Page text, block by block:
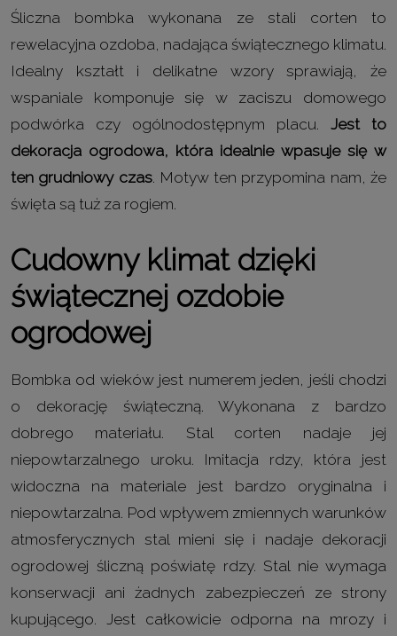
Śliczna bombka wykonana ze stali corten to
rewelacyjna ozdoba, nadająca świątecznego klimatu.
Idealny kształt i delikatne wzory sprawiają, że
wspaniale komponuje się w zaciszu domowego
podwórka czy ogólnodostępnym placu. Jest to
dekoracja ogrodowa, która idealnie wpasuje się w
ten grudniowy czas. Motyw ten przypomina nam, że
święta są tuż za rogiem.
Cudowny klimat dzięki
świątecznej ozdobie
ogrodowej
Bombka od wieków jest numerem jeden, jeśli chodzi
o dekorację świąteczną. Wykonana z bardzo
dobrego materiału. Stal corten nadaje jej
niepowtarzalnego uroku. Imitacja rdzy, która jest
widoczna na materiale jest bardzo oryginalna i
niepowtarzalna. Pod wpływem zmiennych warunków
atmosferycznych stal mieni się i nadaje dekoracji
ogrodowej śliczną poświatę rdzy. Stal nie wymaga
konserwacji ani żadnych zabezpieczeń ze strony
kupującego. Jest całkowicie odporna na mrozy i